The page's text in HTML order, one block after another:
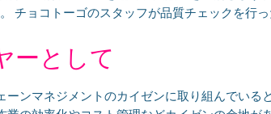
チョコトーゴのスタッフが品質チェックを行
ーとして
ンマネジメントのカイゼンに取り組んでいる